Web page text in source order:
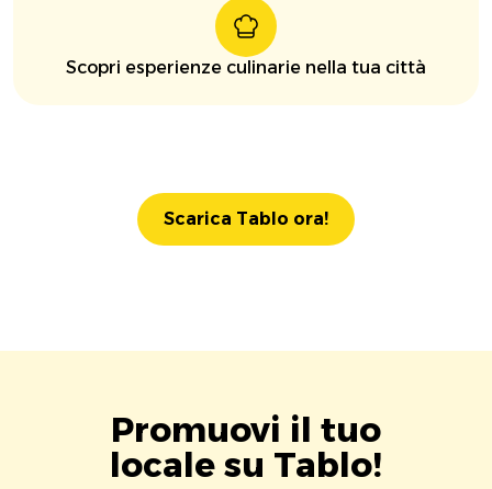
Scopri esperienze culinarie nella tua città
Scarica Tablo ora!
Promuovi il tuo
locale su Tablo!